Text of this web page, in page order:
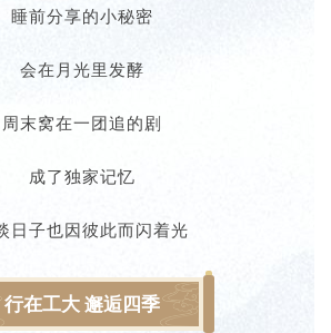
睡前分享的小秘密
会在月光里发酵
周末窝在一团追的剧
成了独家记忆
日子也因彼此而闪着光
行在工大 邂逅四季